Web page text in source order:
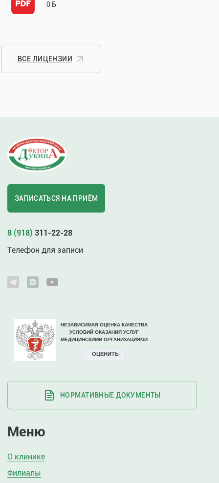
0 Б
ВСЕ ЛИЦЕНЗИИ
ЗАПИСАТЬСЯ НА ПРИЁМ
8 (918) 311-22-28
Телефон для записи
НОРМАТИВНЫЕ ДОКУМЕНТЫ
Меню
О клинике
Филиалы